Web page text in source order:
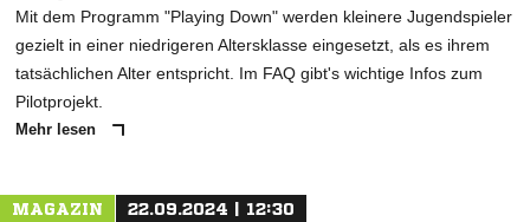
Mit dem Programm "Playing Down" werden kleinere Jugendspieler
gezielt in einer niedrigeren Altersklasse eingesetzt, als es ihrem
tatsächlichen Alter entspricht. Im FAQ gibt's wichtige Infos zum
Pilotprojekt.
Mehr lesen
MAGAZIN 22.09.2024 | 12:30